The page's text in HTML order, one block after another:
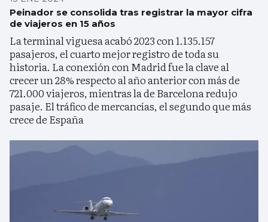
Peinador se consolida tras registrar la mayor cifra
de viajeros en 15 años
La terminal viguesa acabó 2023 con 1.135.157
pasajeros, el cuarto mejor registro de toda su
historia. La conexión con Madrid fue la clave al
crecer un 28% respecto al año anterior con más de
721.000 viajeros, mientras la de Barcelona redujo
pasaje. El tráfico de mercancías, el segundo que más
crece de España